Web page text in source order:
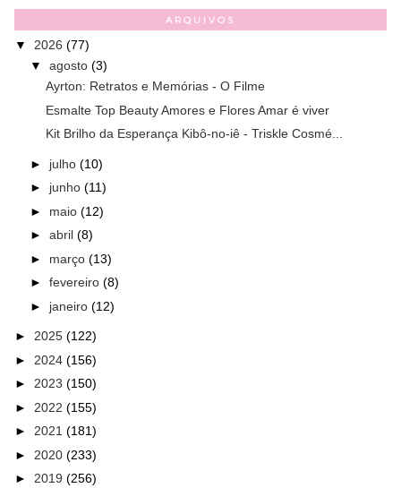
ARQUIVOS
▼ 2026 (77)
▼ agosto (3)
Ayrton: Retratos e Memórias - O Filme
Esmalte Top Beauty Amores e Flores Amar é viver
Kit Brilho da Esperança Kibô-no-iê - Triskle Cosmé...
► julho (10)
► junho (11)
► maio (12)
► abril (8)
► março (13)
► fevereiro (8)
► janeiro (12)
► 2025 (122)
► 2024 (156)
► 2023 (150)
► 2022 (155)
► 2021 (181)
► 2020 (233)
► 2019 (256)